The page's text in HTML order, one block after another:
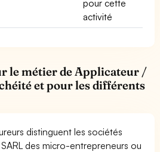
pour cette
activité
le métier de Applicateur /
et pour les différents
distinguent les sociétés
des micro-entrepreneurs ou